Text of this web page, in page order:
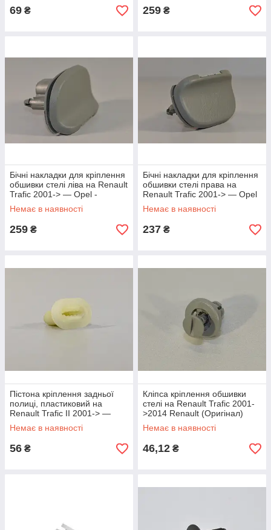
69 ₴ 259 ₴
Бічні накладки для кріплення
обшивки стелі ліва на Renault
Trafic 2001-> — Opel -
93853422 / 4430634
Немає в наявності
259 ₴
Бічні накладки для кріплення
обшивки стелі права на
Renault Trafic 2001-> — Opel
- 93853423 / 4430635
Немає в наявності
237 ₴
Пістона кріплення задньої
полиці, пластиковий на
Renault Trafic II 2001-> —
Renault (Оригінал) -
7703081185
Немає в наявності
56 ₴
Кліпса кріплення обшивки
стелі на Renault Trafic 2001-
>2014 Renault (Оригінал)
8200149866
Немає в наявності
46,12 ₴